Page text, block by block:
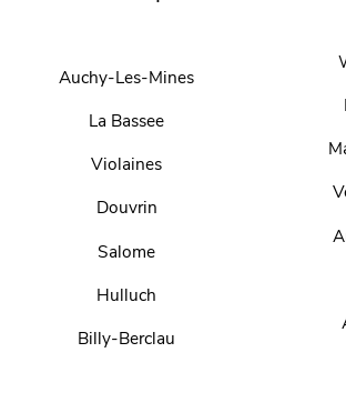
Auchy-Les-Mines
La Bassee
Violaines
Douvrin
Salome
Hulluch
Billy-Berclau